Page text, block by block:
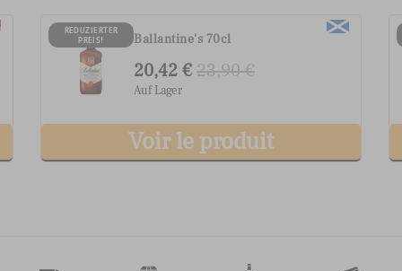
REDUZIERTER
PREIS!
Ballantine's 70cl
20,42 €23,90 €
Auf Lager
Voir le produit